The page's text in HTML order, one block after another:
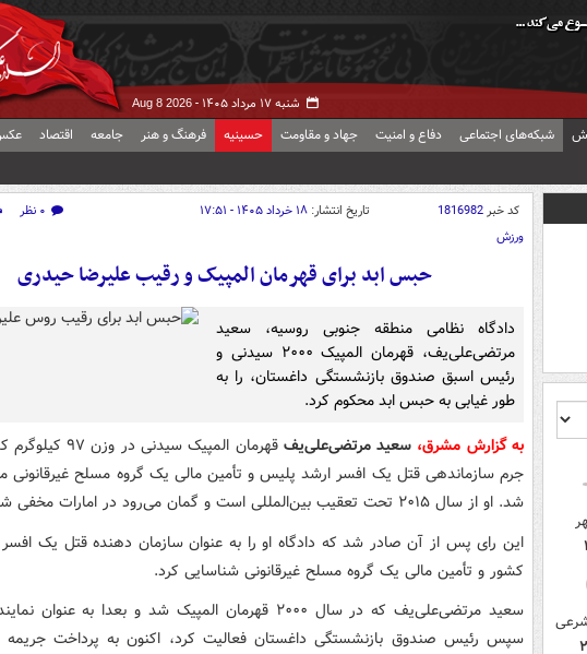
شنبه ۱۷ مرداد ۱۴۰۵ - Aug 8 2026
شبکه‌های اجتماعی دفاع و امنیت جهاد و مقاومت حسینیه فرهنگ و هنر جامعه اقتصاد
کد خبر1816982 تاریخ انتشار: ۱۸ خرداد ۱۴۰۵ - ۱۷:۵۱ ۰ نظر
ورزش
حبس ابد برای قهرمان المپیک و رقیب علیرضا حیدری
دادگاه نظامی منطقه جنوبی روسیه، سعید
مرتضی‌علی‌یف، قهرمان المپیک ۲۰۰۰ سیدنی و
رئیس اسبق صندوق بازنشستگی داغستان، را به
طور غیابی به حبس ابد محکوم کرد.
به گزارش مشرق، سعید مرتضی‌علی‌یف
قهرمان المپیک سیدنی
جرم سازماندهی قتل یک افسر ارشد پلیس و تأمین مالی یک گروه مسلح غیرقانونی
شد. او از سال ۲۰۱۵ تحت تعقیب بین‌المللی است و گمان می‌رود در امارات مخفی شده باشد.
این رای پس از آن صادر شد که دادگاه او را به عنوان سازمان دهنده قتل یک
کشور و تأمین مالی یک گروه مسلح غیرقانونی شناسایی کرد.
سعید مرتضی‌علی‌یف که در سال ۲۰۰۰ قهرمان المپیک شد و بعدا به
سپس رئیس صندوق بازنشستگی داغستان فعالیت کرد، اکنون به پرداخت جریمه